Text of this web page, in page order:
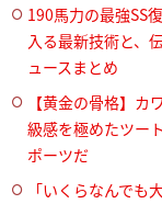
190馬力の最強SS
入る最新技術と、
ュースまとめ
【黄金の骨格】
級感を極めたツー
ポーツだ
「いくらなんで